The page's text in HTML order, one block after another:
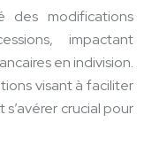
modifications
impactant
en indivision.
visant à faciliter
crucial pour